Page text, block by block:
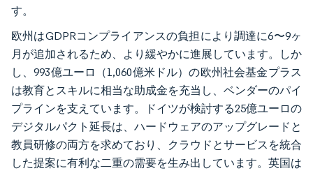
す。
欧州はGDPRコンプライアンスの負担により調達に6〜9ヶ
月が追加されるため、より緩やかに進展しています。しか
し、993億ユーロ（1,060億米ドル）の欧州社会基金プラス
は教育とスキルに相当な助成金を充当し、ベンダーのパイ
プラインを支えています。ドイツが検討する25億ユーロの
デジタルパクト延長は、ハードウェアのアップグレードと
教員研修の両方を求めており、クラウドとサービスを統合
した提案に有利な二重の需要を生み出しています。英国は